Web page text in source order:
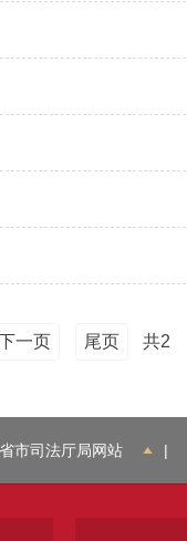
下一页 尾页 共2
市司法厅局网站 |